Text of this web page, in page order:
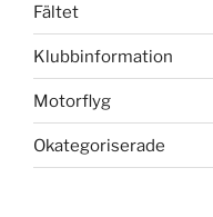
Fältet
Klubbinformation
Motorflyg
Okategoriserade